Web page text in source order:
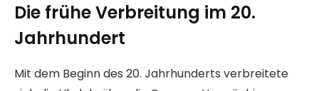
Die frühe Verbreitung im 20.
Jahrhundert
Mit dem Beginn des 20. Jahrhunderts verbreitete